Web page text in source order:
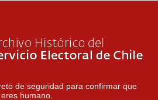
de seguridad para confirmar que
eres humano.